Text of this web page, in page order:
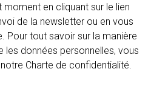
en cliquant sur le lien
de la newsletter ou en vous
Pour tout savoir sur la manière
les données personnelles, vous
Charte de confidentialité.